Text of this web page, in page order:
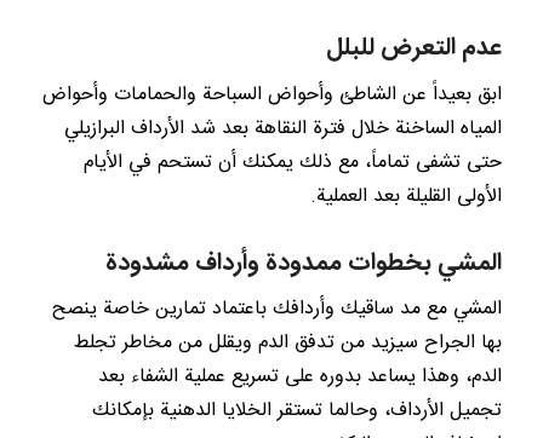
عدم التعرض للبلل
ابق بعيداً عن الشاطئ وأحواض السباحة والحمامات وأحواض
المياه الساخنة خلال فترة النقاهة بعد شد الأرداف البرازيلي
حتى تشفى تماماً، مع ذلك يمكنك أن تستحم في الأيام
الأولى القليلة بعد العملية.
المشي بخطوات ممدودة وأرداف مشدودة
المشي مع مد ساقيك وأردافك باعتماد تمارين خاصة ينصح
بها الجراح سيزيد من تدفق الدم ويقلل من مخاطر تجلط
الدم، وهذا يساعد بدوره على تسريع عملية الشفاء بعد
تجميل الأرداف، وحالما تستقر الخلايا الدهنية بإمكانك